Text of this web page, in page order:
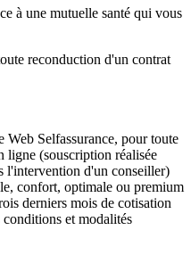
à une mutuelle santé qui vous
reconduction d'un contrat
Selfassurance, pour toute
ligne (souscription réalisée
l'intervention d'un conseiller)
confort, optimale ou premium
derniers mois de cotisation
conditions et modalités